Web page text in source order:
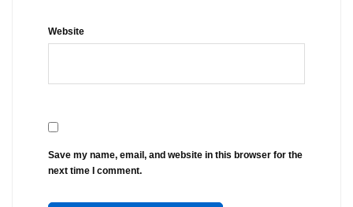
Website
Save my name, email, and website in this browser for the
next time I comment.